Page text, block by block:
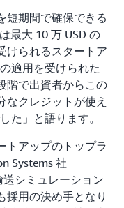
短期間で確保できる
最大 10 万 USD の
けられるスタートア
適用を受けられた
階で出資者からこの
なクレジットが使え
た」と語ります。
トアップのトップラ
Systems 社
送シミュレーション
採用の決め手となり